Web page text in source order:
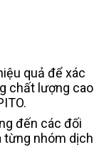
quả để xác
chất lượng cao
đến các đối
từng nhóm dịch